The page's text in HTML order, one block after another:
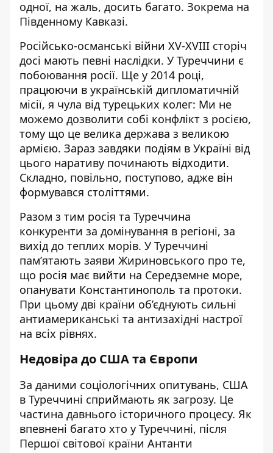
одної, на жаль, досить багато. Зокрема на
Південному Кавказі.
Російсько-османські війни ХV-ХVІІІ сторіч
досі мають певні наслідки. У Туреччини є
побоювання росії. Ще у 2014 році,
працюючи в українській дипломатичній
місії, я чула від турецьких колег: Ми не
можемо дозволити собі конфлікт з росією,
тому що це велика держава з великою
армією. Зараз завдяки подіям в Україні від
цього наративу починають відходити.
Складно, повільно, поступово, адже він
формувався століттями.
Разом з тим росія та Туреччина
конкуренти за домінування в регіоні, за
вихід до теплих морів. У Туреччині
пам’ятають заяви Жириновського про те,
що росія має вийти на Середземне море,
опанувати Константинополь та протоки.
При цьому дві країни об’єднують сильні
антиамериканські та антизахідні настрої
на всіх рівнях.
Недовіра до США та Європи
За даними соціологічних опитувань, США
в Туреччині сприймають як загрозу. Це
частина давнього історичного процесу. Як
впевнені багато хто у Туреччині, після
Першої світової країни Антанти